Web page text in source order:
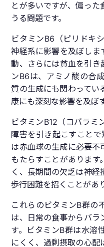
とが多いですが、偏った
うる問題です。
ビタミンB6（ピリドキ
神経系に影響を及ぼしま
動、さらには貧血を引き
ンB6は、アミノ酸の合
質の生成にも関わってい
康にも深刻な影響を及ぼ
ビタミンB12（コバラミ
障害を引き起こすこと
は赤血球の生成に必要不
もたらすことがあります
く、長期間の欠乏は神
歩行困難を招くことがあ
これらのビタミンB群の
は、日常の食事からバラ
す。ビタミンB群は水溶
にくく、過剰摂取の心配